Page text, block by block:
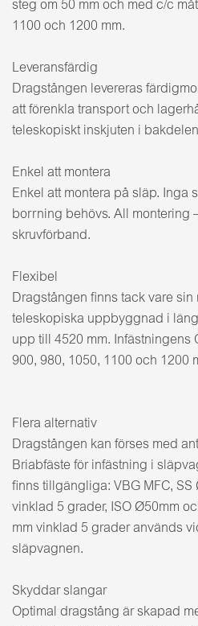
steg om 50 mm och med c/c
1100 och 1200 mm.
Leveransfärdig
Dragstången levereras
att förenkla transport och
teleskopiskt inskjuten i
Enkel att montera
Enkel att montera på släp. Inga
borrning behövs. All montering
skruvförband.
Flexibel
Dragstången finns tack vare
teleskopiska uppbyggnad i
upp till 4520 mm. Infästningens
900, 980, 1050, 1100 och 1200
Flera alternativ
Dragstången kan förses med
Briabfäste för infästning i
finns tillgängliga: VBG MFC, SS
vinklad 5 grader, ISO Ø50mm
mm vinklad 5 grader används
släpvagnen.
Skyddar slangar
Optimal dragstång är skapad